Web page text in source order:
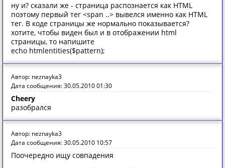
ну и? сказали же - страница распознается как HTML
поэтому первый тег <span ..> вывелся именно как HTML
тег. В коде страницы же нормально показывается?
хотите, чтобы виден был и в отображении html
страницы, то напишите
echo htmlentities($pattern);
Автор: neznayka3
Дата сообщения: 30.05.2010 01:30
Cheery
разобрался
Автор: neznayka3
Дата сообщения: 30.05.2010 10:57
Поочередно ищу совпадения